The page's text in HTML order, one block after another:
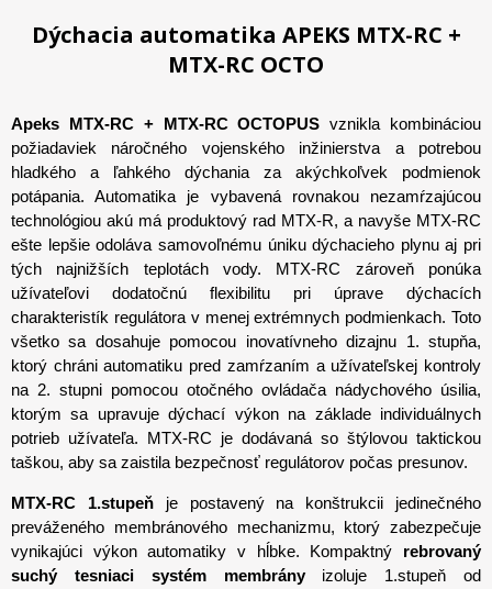
Dýchacia automatika APEKS MTX-RC +
MTX-RC OCTO
Apeks MTX-RC + MTX-RC OCTOPUSvznikla kombináciou
požiadaviek náročného vojenského inžinierstva a potrebou
hladkého a ľahkého dýchania za akýchkoľvek podmienok
potápania. Automatika je vybavená rovnakou nezamŕzajúcou
technológiou akú má produktový rad MTX-R, a navyše MTX-RC
ešte lepšie odoláva samovoľnému úniku dýchacieho plynu aj pri
tých najnižších teplotách vody. MTX-RC zároveň ponúka
užívateľovi dodatočnú flexibilitu pri úprave dýchacích
charakteristík regulátora v menej extrémnych podmienkach. Toto
všetko sa dosahuje pomocou inovatívneho dizajnu 1. stupňa,
ktorý chráni automatiku pred zamŕzaním a užívateľskej kontroly
na 2. stupni pomocou otočného ovládača nádychového úsilia,
ktorým sa upravuje dýchací výkon na základe individuálnych
potrieb užívateľa. MTX-RC je dodávaná so štýlovou taktickou
taškou, aby sa zaistila bezpečnosť regulátorov počas presunov.
MTX-RC 1.stupeň je postavený na konštrukcii jedinečného
preváženého membránového mechanizmu, ktorý zabezpečuje
vynikajúci výkon automatiky v hĺbke. Kompaktný rebrovaný
suchý tesniaci systém
membrányizoluje 1.stupeň od